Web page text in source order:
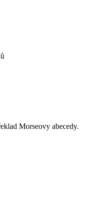
Morseovy abecedy.